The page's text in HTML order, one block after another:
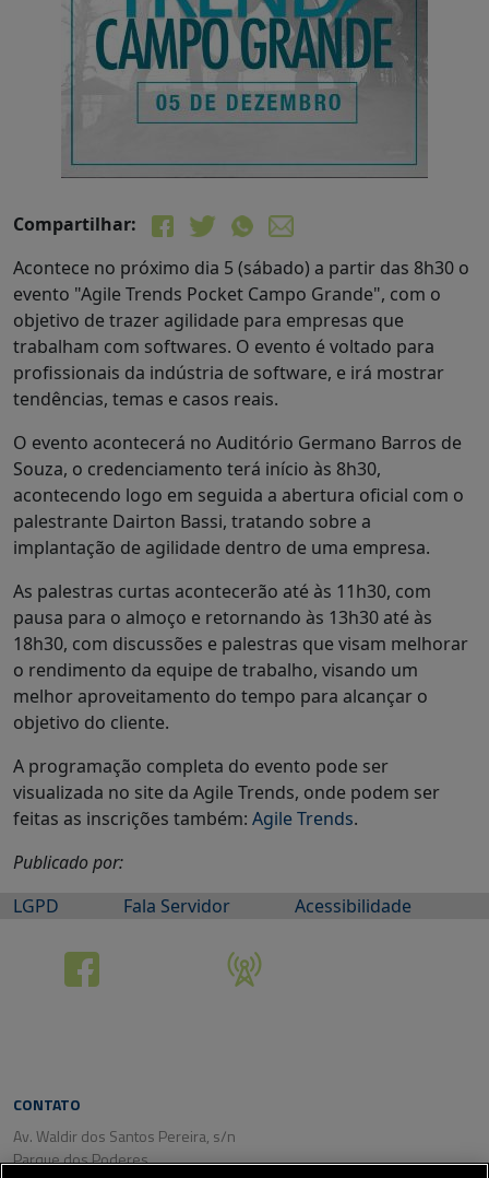
Compartilhar:
Acontece no próximo dia 5 (sábado) a partir das 8h30 o
evento "Agile Trends Pocket Campo Grande", com o
objetivo de trazer agilidade para empresas que
trabalham com softwares. O evento é voltado para
profissionais da indústria de software, e irá mostrar
tendências, temas e casos reais.
O evento acontecerá no Auditório Germano Barros de
Souza, o credenciamento terá início às 8h30,
acontecendo logo em seguida a abertura oficial com o
palestrante Dairton Bassi, tratando sobre a
implantação de agilidade dentro de uma empresa.
As palestras curtas acontecerão até às 11h30, com
pausa para o almoço e retornando às 13h30 até às
18h30, com discussões e palestras que visam melhorar
o rendimento da equipe de trabalho, visando um
melhor aproveitamento do tempo para alcançar o
objetivo do cliente.
A programação completa do evento pode ser
visualizada no site da Agile Trends, onde podem ser
feitas as inscrições também: Agile Trends.
Publicado por:
LGPD
Fala Servidor Acessibilidade
CONTATO
Av. Waldir dos Santos Pereira, s/n
Parque dos Poderes